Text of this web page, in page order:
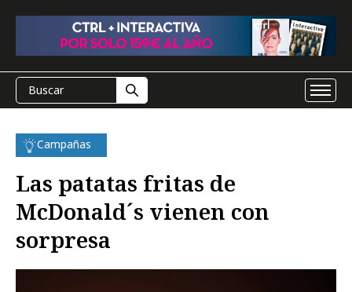
Campañas
Las patatas fritas de
McDonald´s vienen con
sorpresa